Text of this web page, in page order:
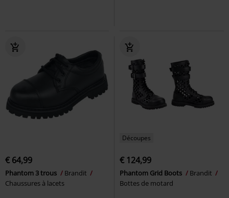
€ 64,99
Phantom 3 trous
Brandit
Chaussures à lacets
Découpes
€ 124,99
Phantom Grid Boots
Brandit
Bottes de motard